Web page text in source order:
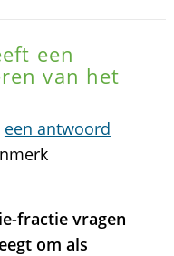
een
van het
een antwoord
fractie vragen
om als